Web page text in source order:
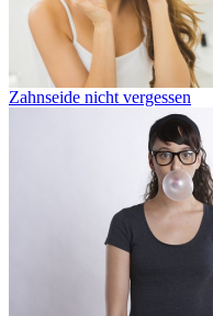
Zahnseide nicht vergessen